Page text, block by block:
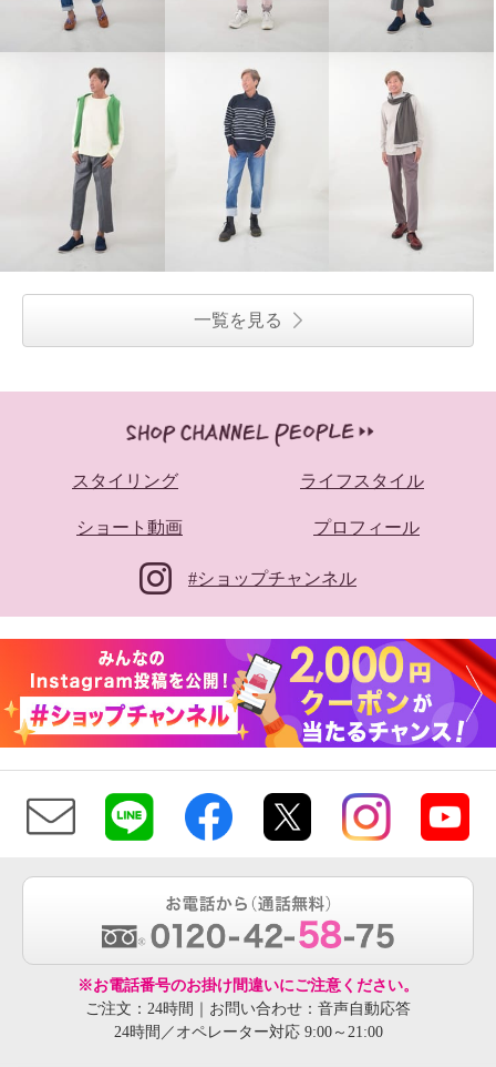
一覧を見る
スタイリング ライフスタイル
ショート動画 プロフィール
#ショップチャンネル
※お電話番号のお掛け間違いにご注意ください。
ご注文：24時間｜お問い合わせ：音声自動応答
24時間／オペレーター対応 9:00～21:00